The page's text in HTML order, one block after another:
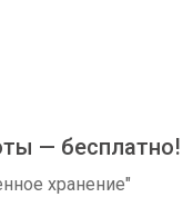
— бесплатно!
хранение"